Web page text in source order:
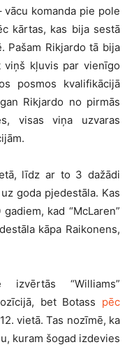
vācu komanda pie pole
kārtas, kas bija sestā
Pašam Rikjardo tā bija
viņš kļuvis par vienīgo
posmos kvalifikācijā
Rikjardo no pirmās
visas viņa uzvaras
līdz ar to 3 dažādi
goda pjedestāla. Kas
kad “McLaren”
kāpa Raikonens,
izvērtās “Williams”
bet Botass pēc
vietā. Tas nozīmē, ka
kuram šogad izdevies